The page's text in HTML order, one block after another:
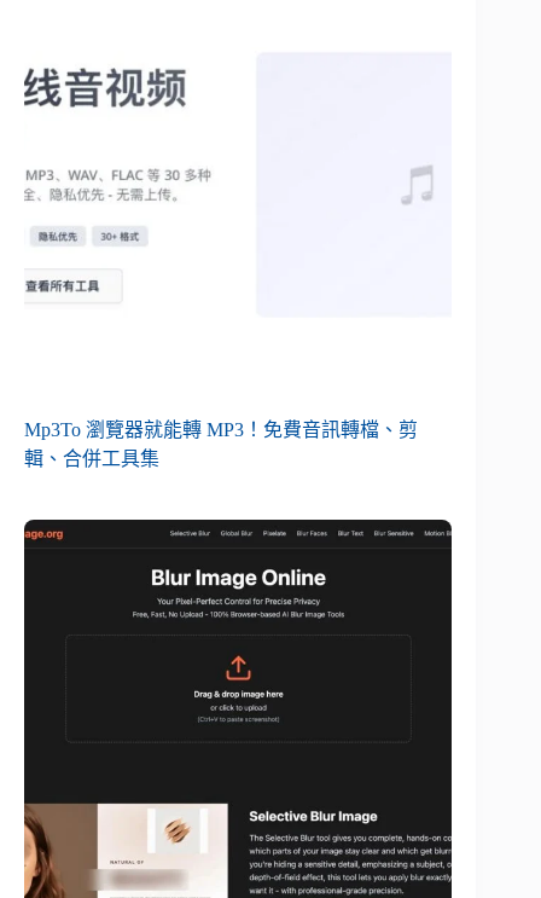
Mp3To 瀏覽器就能轉 MP3！免費音訊轉檔、剪
輯、合併工具集